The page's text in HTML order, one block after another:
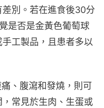
別。若在進食後30分
是否是金黃色葡萄球
工製品，且患者多以
、腹瀉和發燒，則可
常見於生肉、生蛋或